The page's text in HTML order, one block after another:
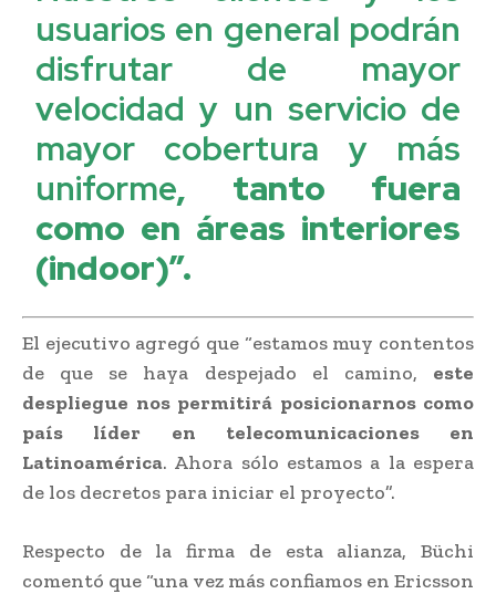
usuarios en general podrán
disfrutar de mayor
velocidad y un servicio de
mayor cobertura y más
uniforme, tanto fuera
como en áreas interiores
(indoor)”.
El ejecutivo agregó que “estamos muy contentos
de que se haya despejado el camino, este
despliegue nos permitirá posicionarnos como
país líder en telecomunicaciones en
Latinoamérica. Ahora sólo estamos a la espera
de los decretos para iniciar el proyecto”.
Respecto de la firma de esta alianza, Büchi
comentó que “una vez más confiamos en Ericsson